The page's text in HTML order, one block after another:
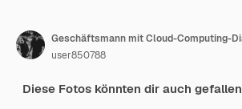
user850788
Diese Fotos könnten dir auch gefallen